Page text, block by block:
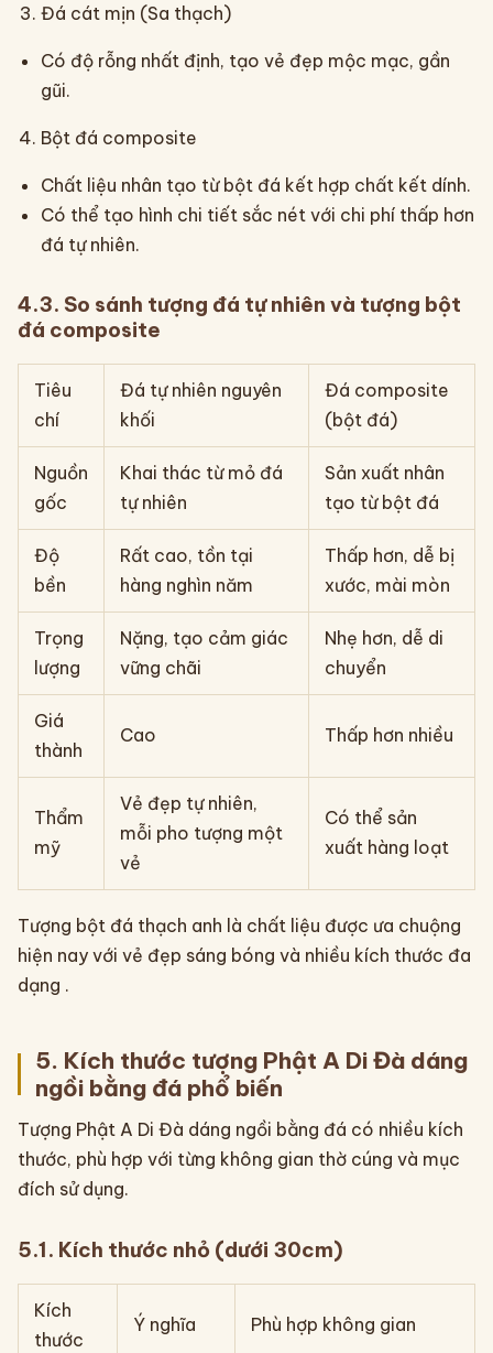
Đá cát mịn (Sa thạch)
Có độ rỗng nhất định, tạo vẻ đẹp mộc mạc, gần
gũi.
Bột đá composite
Chất liệu nhân tạo từ bột đá kết hợp chất kết dính.
Có thể tạo hình chi tiết sắc nét với chi phí thấp hơn
đá tự nhiên.
4.3. So sánh tượng đá tự nhiên và tượng bột
đá composite
Tiêu
chí
Đá tự nhiên nguyên
khối
Đá composite
(bột đá)
Nguồn
gốc
Khai thác từ mỏ đá
tự nhiên
Sản xuất nhân
tạo từ bột đá
Độ
bền
Rất cao, tồn tại
hàng nghìn năm
Thấp hơn, dễ bị
xước, mài mòn
Trọng
lượng
Nặng, tạo cảm giác
vững chãi
Nhẹ hơn, dễ di
chuyển
Giá
thành
Cao Thấp hơn nhiều
Thẩm
mỹ
Vẻ đẹp tự nhiên,
mỗi pho tượng một
vẻ
Có thể sản
xuất hàng loạt
Tượng bột đá thạch anh là chất liệu được ưa chuộng
hiện nay với vẻ đẹp sáng bóng và nhiều kích thước đa
dạng .
5. Kích thước tượng Phật A Di Đà dáng
ngồi bằng đá phổ biến
Tượng Phật A Di Đà dáng ngồi bằng đá có nhiều kích
thước, phù hợp với từng không gian thờ cúng và mục
đích sử dụng.
5.1. Kích thước nhỏ (dưới 30cm)
Kích
thước
Ý nghĩa Phù hợp không gian